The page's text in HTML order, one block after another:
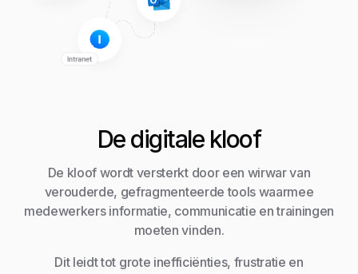
De digitale kloof
De kloof wordt versterkt door een wirwar van
verouderde, gefragmenteerde tools waarmee
medewerkers informatie, communicatie en trainingen
moeten vinden.
Dit leidt tot grote inefficiënties, frustratie en